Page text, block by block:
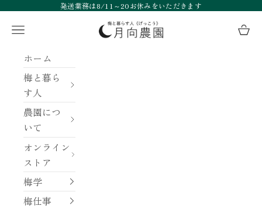
コンテンツへスキップ発送業務は8/11～20お休みをいただきます
月向農園
メニュー
カー
ホーム
梅と暮ら
す人
農園につ
いて
オンライン
ストア
梅学
梅仕事